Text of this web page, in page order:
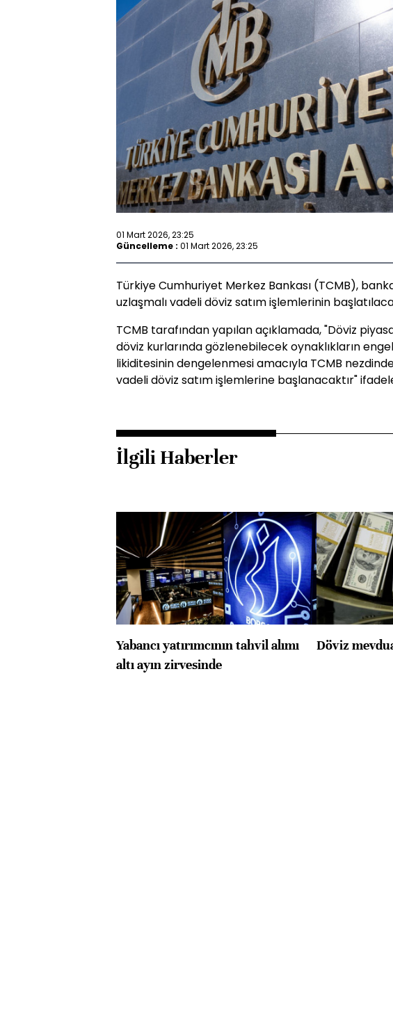
01 Mart 2026, 23:25
Güncelleme : 01 Mart 2026, 23:25
Türkiye Cumhuriyet Merkez Bankası (TCMB),
uzlaşmalı vadeli döviz satım işlemlerinin
TCMB tarafından yapılan açıklamada, "Döviz
döviz kurlarında gözlenebilecek oynaklıkların
likiditesinin dengelenmesi amacıyla TCMB
vadeli döviz satım işlemlerine başlanacaktır"
İlgili Haberler
Yabancı yatırımcının tahvil alımı
altı ayın zirvesinde
Döviz